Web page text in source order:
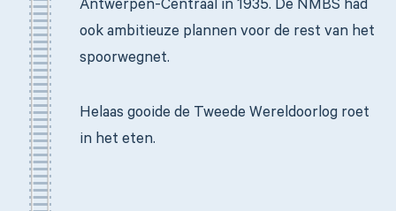
Antwerpen-Centraal in 1935. De NMBS had
ook ambitieuze plannen voor de rest van het
spoorwegnet.
Helaas gooide de Tweede Wereldoorlog roet
in het eten.